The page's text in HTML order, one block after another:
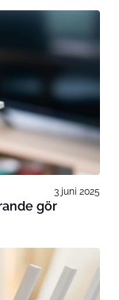
3 juni 2025
gör